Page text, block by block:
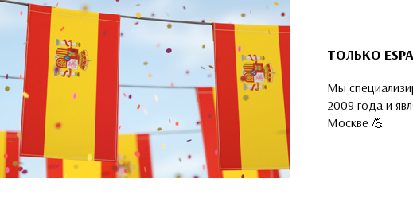
ТОЛЬКО
Мы
2009 года и
Москве 💪